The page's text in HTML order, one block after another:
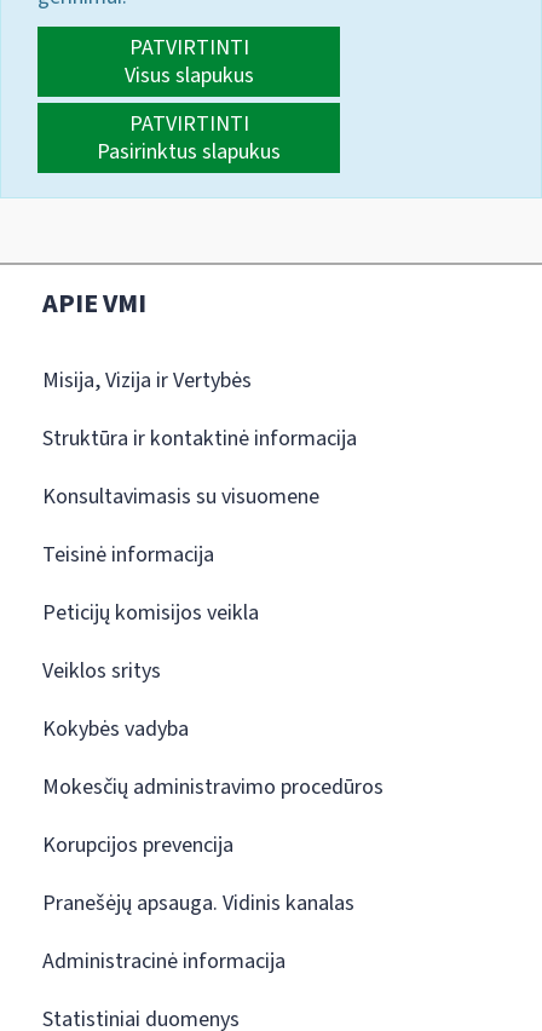
PATVIRTINTI
Visus slapukus
PATVIRTINTI
Pasirinktus slapukus
APIE VMI
Misija, Vizija ir Vertybės
Struktūra ir kontaktinė informacija
Konsultavimasis su visuomene
Teisinė informacija
Peticijų komisijos veikla
Veiklos sritys
Kokybės vadyba
Mokesčių administravimo procedūros
Korupcijos prevencija
Pranešėjų apsauga. Vidinis kanalas
Administracinė informacija
Statistiniai duomenys